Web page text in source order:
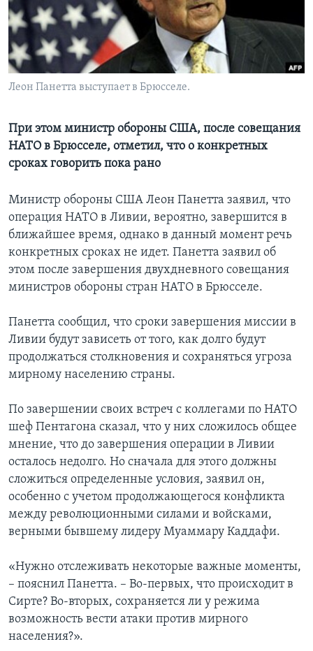
Learning English
СОЦИАЛЬНЫЕ СЕТИ
Языки
Леон Панетта выступает в Брюсселе.
При этом министр обороны США, после совещания
НАТО в Брюсселе, отметил, что о конкретных
сроках говорить пока рано
Министр обороны США Леон Панетта заявил, что
операция НАТО в Ливии, вероятно, завершится в
ближайшее время, однако в данный момент речь
конкретных сроках не идет. Панетта заявил об
этом после завершения двухдневного совещания
министров обороны стран НАТО в Брюсселе.
Панетта сообщил, что сроки завершения миссии в
Ливии будут зависеть от того, как долго будут
продолжаться столкновения и сохраняться угроза
мирному населению страны.
По завершении своих встреч с коллегами по НАТО
шеф Пентагона сказал, что у них сложилось общее
мнение, что до завершения операции в Ливии
осталось недолго. Но сначала для этого должны
сложиться определенные условия, заявил он,
особенно с учетом продолжающегося конфликта
между революционными силами и войсками,
верными бывшему лидеру Муаммару Каддафи.
«Нужно отслеживать некоторые важные моменты,
– пояснил Панетта. – Во-первых, что происходит в
Сирте? Во-вторых, сохраняется ли у режима
возможность вести атаки против мирного
населения?».